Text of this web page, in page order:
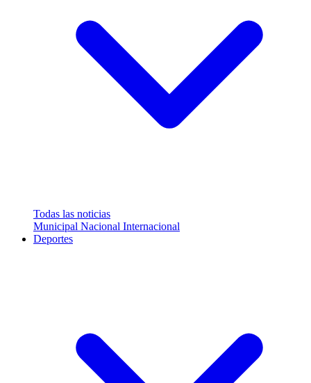
Todas las noticias
Municipal Nacional Internacional
Deportes